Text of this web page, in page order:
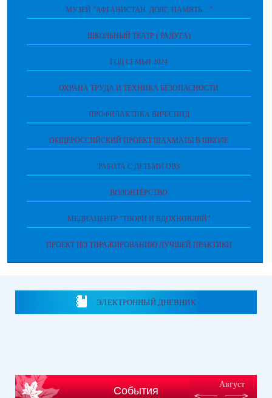
МУЗЕЙ "АФГАНИСТАН, ДОЛГ, ПАМЯТЬ... "
ШКОЛЬНЫЙ ТЕАТР ( РАДУГА)
ГОД СЕМЬИ 2024
ОХРАНА ТРУДА И ТЕХНИКА БЕЗОПАСНОСТИ
ПРОФИЛАКТИКА ВИЧ/СПИД
ОБЩЕРОССИЙСКИЙ ПРОЕКТ ШАХМАТЫ В ШКОЛЕ
РАБОТА С ДЕТЬМИ ОВЗ
ВОЛОНТЁРСТВО
МЕДИАЦЕНТР "ТВОРИ И ВДОХНОВЛЯЙ"
ПРОЕКТ ПО ТИРАЖИРОВАНИЮ ЛУЧШЕЙ ПРАКТИКИ
ЭЛЕКТРОННЫЙ ДНЕВНИК
События
Август